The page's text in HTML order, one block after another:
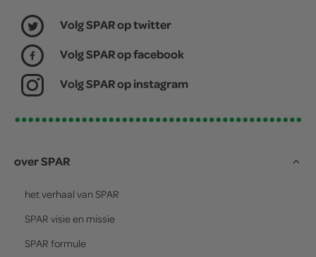
Volg SPAR op twitter
Volg SPAR op facebook
Volg SPAR op instagram
over SPAR
het verhaal van SPAR
SPAR visie en missie
SPAR formule